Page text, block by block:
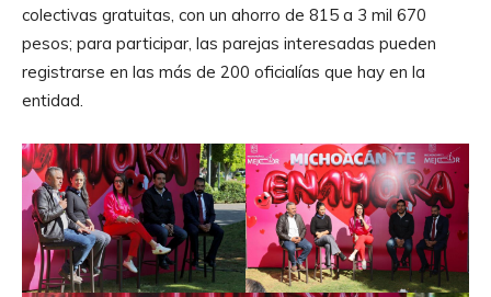
colectivas gratuitas, con un ahorro de 815 a 3 mil 670
pesos; para participar, las parejas interesadas pueden
registrarse en las más de 200 oficialías que hay en la
entidad.